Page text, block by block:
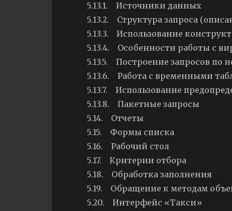
5.13.1. Источники данных
5.13.2. Структура запроса
5.13.3. Использование
5.13.4. Особенности работы с
5.13.5. Построение запросов по
5.13.6. Работа с временными
5.13.7. Использование
5.13.8. Пакетные запросы
5.14. Отчеты
5.15. Формы списка
5.16. Рабочий стол
5.17. Критерии отбора
5.18. Обработка заполнения
5.19. Обращение к методам
5.20. Интерфейс «Такси»